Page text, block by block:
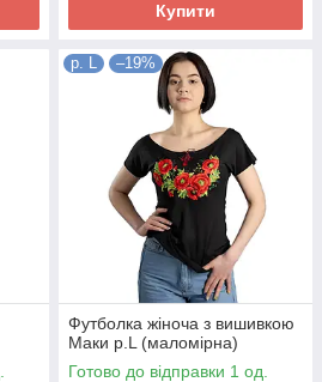
Купити
р. L –19%
Футболка жіноча з вишивкою
Маки р.L (маломірна)
Готово до відправки 1 од.